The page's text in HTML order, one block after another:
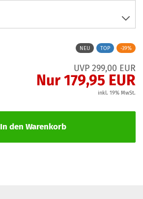
NEU TOP -39%
UVP 299,00 EUR
Nur 179,95 EUR
inkl. 19% MwSt.
In den Warenkorb